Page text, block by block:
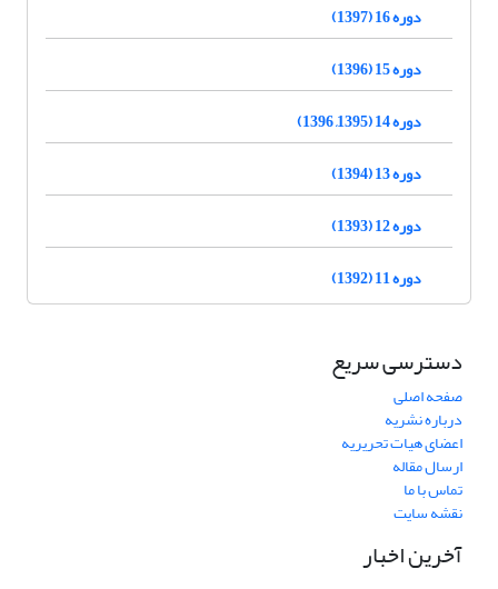
دوره 16 (1397)
دوره 15 (1396)
دوره 14 (1395, 1396)
دوره 13 (1394)
دوره 12 (1393)
دوره 11 (1392)
دسترسی سریع
صفحه اصلی
درباره نشریه
اعضای هیات تحریریه
ارسال مقاله
تماس با ما
نقشه سایت
آخرین اخبار